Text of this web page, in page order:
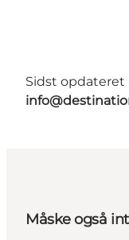
Sidst opdateret
Måske også